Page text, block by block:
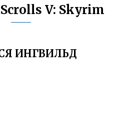
V: Skyrim
ИНГВИЛЬД